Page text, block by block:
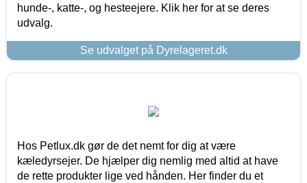
hunde-, katte-, og hesteejere. Klik her for at se deres
udvalg.
Se udvalget på Dyrelageret.dk
Hos Petlux.dk gør de det nemt for dig at være
kæledyrsejer. De hjælper dig nemlig med altid at have
de rette produkter lige ved hånden. Her finder du et